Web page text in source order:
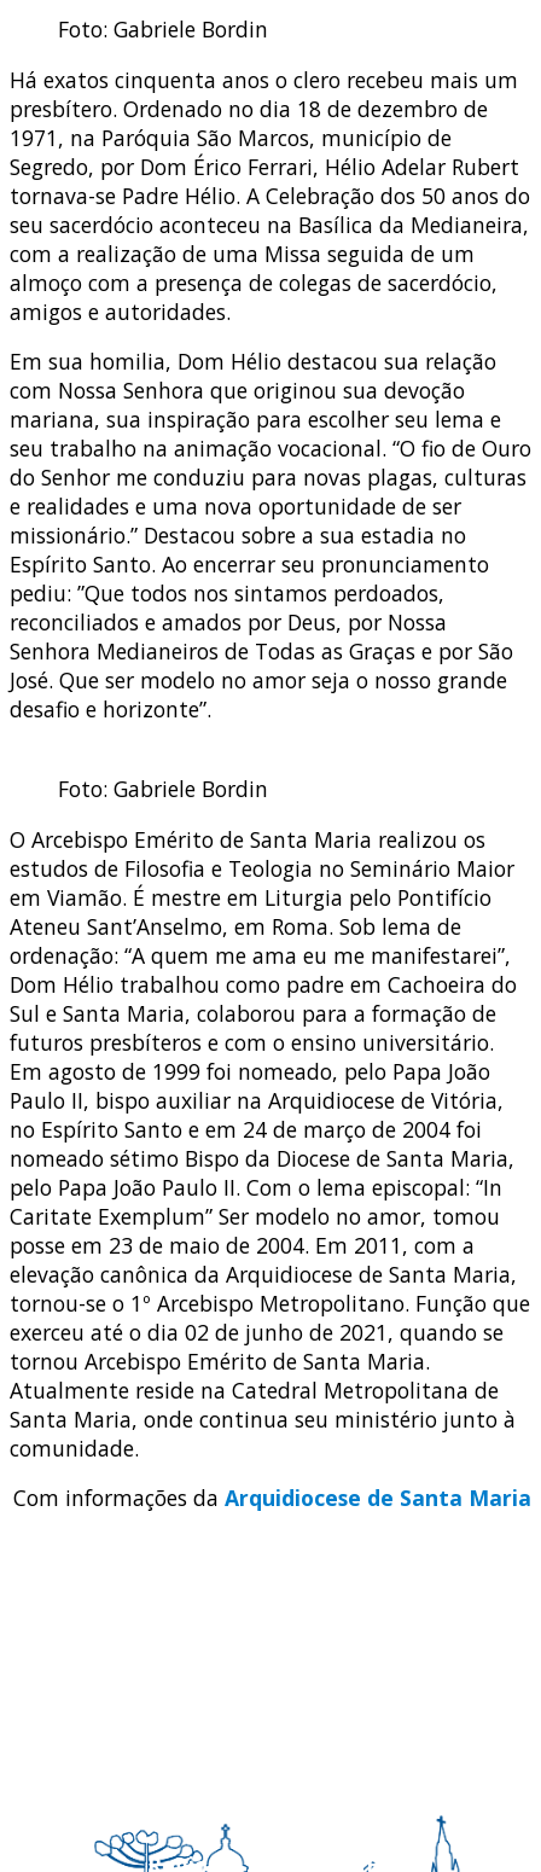
Foto: Gabriele Bordin
Há exatos cinquenta anos o clero recebeu mais um
presbítero. Ordenado no dia 18 de dezembro de
1971, na Paróquia São Marcos, município de
Segredo, por Dom Érico Ferrari, Hélio Adelar Rubert
tornava-se Padre Hélio. A Celebração dos 50 anos do
seu sacerdócio aconteceu na Basílica da Medianeira,
com a realização de uma Missa seguida de um
almoço com a presença de colegas de sacerdócio,
amigos e autoridades.
Em sua homilia, Dom Hélio destacou sua relação
com Nossa Senhora que originou sua devoção
mariana, sua inspiração para escolher seu lema e
seu trabalho na animação vocacional. “O fio de Ouro
do Senhor me conduziu para novas plagas, culturas
e realidades e uma nova oportunidade de ser
missionário.” Destacou sobre a sua estadia no
Espírito Santo. Ao encerrar seu pronunciamento
pediu: ”Que todos nos sintamos perdoados,
reconciliados e amados por Deus, por Nossa
Senhora Medianeiros de Todas as Graças e por São
José. Que ser modelo no amor seja o nosso grande
desafio e horizonte”.
Foto: Gabriele Bordin
O Arcebispo Emérito de Santa Maria realizou os
estudos de Filosofia e Teologia no Seminário Maior
em Viamão. É mestre em Liturgia pelo Pontifício
Ateneu Sant’Anselmo, em Roma. Sob lema de
ordenação: “A quem me ama eu me manifestarei”,
Dom Hélio trabalhou como padre em Cachoeira do
Sul e Santa Maria, colaborou para a formação de
futuros presbíteros e com o ensino universitário.
Em agosto de 1999 foi nomeado, pelo Papa João
Paulo II, bispo auxiliar na Arquidiocese de Vitória,
no Espírito Santo e em 24 de março de 2004 foi
nomeado sétimo Bispo da Diocese de Santa Maria,
pelo Papa João Paulo II. Com o lema episcopal: “In
Caritate Exemplum” Ser modelo no amor, tomou
posse em 23 de maio de 2004. Em 2011, com a
elevação canônica da Arquidiocese de Santa Maria,
tornou-se o 1º Arcebispo Metropolitano. Função que
exerceu até o dia 02 de junho de 2021, quando se
tornou Arcebispo Emérito de Santa Maria.
Atualmente reside na Catedral Metropolitana de
Santa Maria, onde continua seu ministério junto à
comunidade.
Com informações da Arquidiocese de Santa Maria
Regional Sul 3 da CNBB